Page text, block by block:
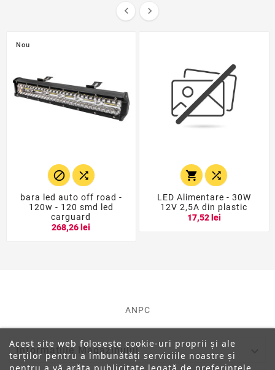
 
Nou
 
bara led auto off road -
120w - 120 smd led
carguard
268,26 lei
 
LED Alimentare - 30W
12V 2,5A din plastic
17,52 lei
ANPC
Informatiile Magazinului
Acest site web folosește cookie-uri proprii și ale
terților pentru a îmbunătăți serviciile noastre și